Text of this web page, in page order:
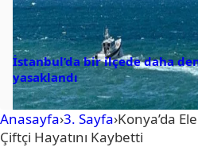
İstanbul’da bir ilçede daha
yasaklandı
Anasayfa›3. Sayfa›Konya’da
Çiftçi Hayatını Kaybetti